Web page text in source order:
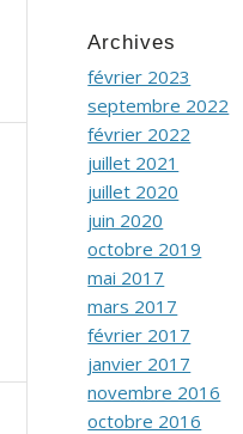
Archives
février 2023
septembre 2022
février 2022
juillet 2021
juillet 2020
juin 2020
octobre 2019
mai 2017
mars 2017
février 2017
janvier 2017
novembre 2016
octobre 2016